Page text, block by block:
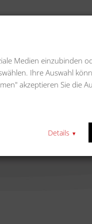
Medien einzubinden
Ihre Auswahl
akzeptieren Sie die
Details ▼